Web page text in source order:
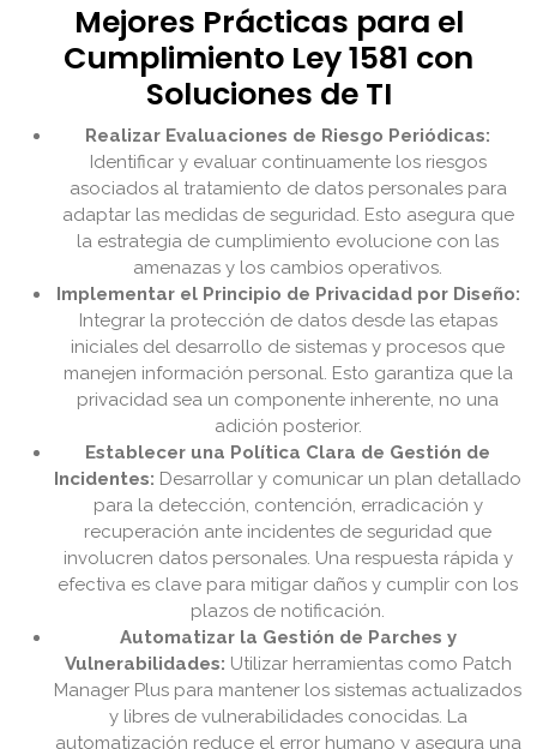
Mejores Prácticas para el
Cumplimiento Ley 1581 con
Soluciones de TI
Realizar Evaluaciones de Riesgo Periódicas:
Identificar y evaluar continuamente los riesgos
asociados al tratamiento de datos personales para
adaptar las medidas de seguridad. Esto asegura que
la estrategia de cumplimiento evolucione con las
amenazas y los cambios operativos.
Implementar el Principio de Privacidad por Diseño:
Integrar la protección de datos desde las etapas
iniciales del desarrollo de sistemas y procesos que
manejen información personal. Esto garantiza que la
privacidad sea un componente inherente, no una
adición posterior.
Establecer una Política Clara de Gestión de
Incidentes: Desarrollar y comunicar un plan detallado
para la detección, contención, erradicación y
recuperación ante incidentes de seguridad que
involucren datos personales. Una respuesta rápida y
efectiva es clave para mitigar daños y cumplir con los
plazos de notificación.
Automatizar la Gestión de Parches y
Vulnerabilidades: Utilizar herramientas como Patch
Manager Plus para mantener los sistemas actualizados
y libres de vulnerabilidades conocidas. La
automatización reduce el error humano y asegura una